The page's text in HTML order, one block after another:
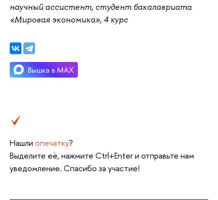
научный ассистент, студент бакалавриата
«Мировая экономика», 4 курс
Нашли опечатку?
Выделите её, нажмите Ctrl+Enter и отправьте нам
уведомление. Спасибо за участие!